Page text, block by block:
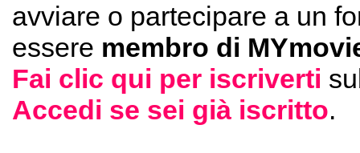
avviare o partecipare a un
essere membro di
Fai clic qui per iscriverti
Accedi se sei già iscritto.